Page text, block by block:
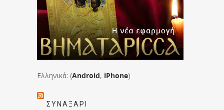
Ελληνικά: (Android, iPhone)
ΣΥΝΑΞΆΡΙ